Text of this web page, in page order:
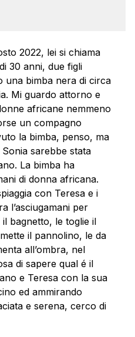
2022, lei si chiama
30 anni, due figli
una bimba nera di circa
Mi guardo attorno e
africane nemmeno
un compagno
la bimba, penso, ma
sarebbe stata
La bimba ha
di donna africana.
con Teresa e i
l’asciugamani per
bagnetto, le toglie il
il pannolino, le da
all’ombra, nel
di sapere qual é il
e Teresa con la sua
ed ammirando
e serena, cerco di